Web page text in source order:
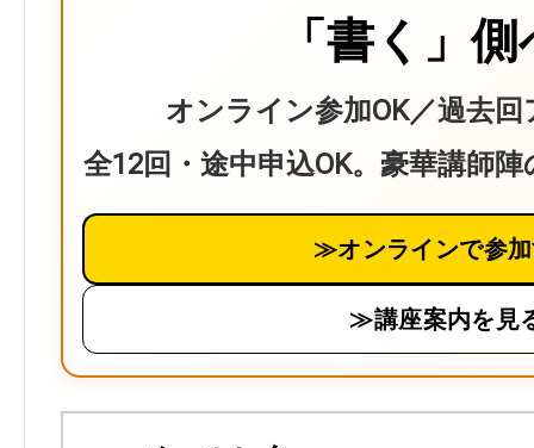
「書く」
オンライン参加OK／過去
全12回・途中申込OK。豪華講師
≫オンラインで参
≫講座案内を見